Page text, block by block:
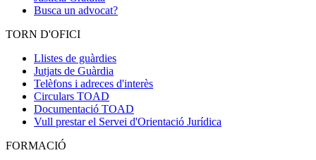
Busca un advocat?
TORN D'OFICI
Llistes de guàrdies
Jutjats de Guàrdia
Telèfons i adreces d'interès
Circulars TOAD
Documentació TOAD
Vull prestar el Servei d'Orientació Jurídica
FORMACIÓ